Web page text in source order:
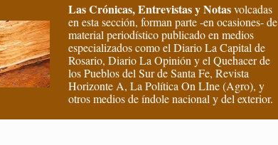
Las Crónicas, Entrevistas y Notasvolcadas
en esta sección, forman parte -en ocasiones- de
material periodístico publicado en medios
especializados como el Diario La Capital de
Rosario, Diario La Opinión y el Quehacer de
los Pueblos del Sur de Santa Fe, Revista
Horizonte A, La Política On LIne (Agro), y
otros medios de índole nacional y del exterior.